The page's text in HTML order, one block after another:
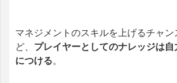
マネジメントのスキルを上げるチャン
ど、 プレイヤーとしてのナレッジは
につける。